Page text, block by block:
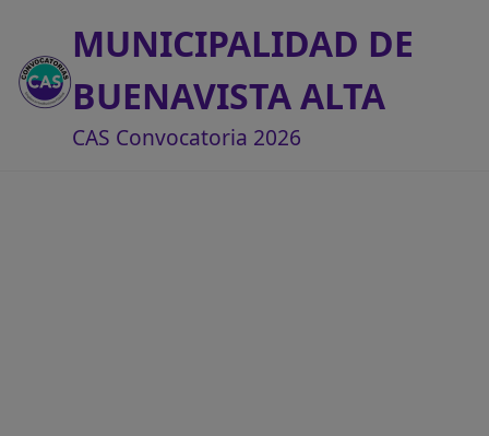
MUNICIPALIDAD DE
BUENAVISTA ALTA
CAS Convocatoria 2026